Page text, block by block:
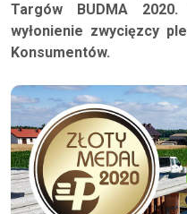
Targów BUDMA
wyłonienie zwycięzcy
Konsumentów.